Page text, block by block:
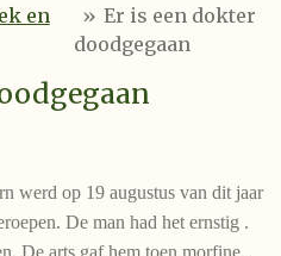
en
» Er is een dokter
doodgegaan
werd op 19 augustus van dit jaar
De man had het ernstig .
De arts gaf hem toen morfine.